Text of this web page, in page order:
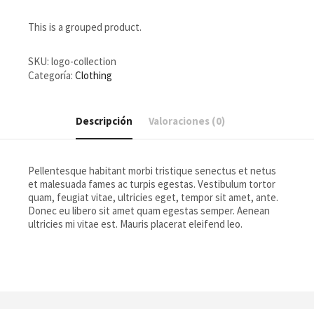
This is a grouped product.
SKU: logo-collection
Categoría: Clothing
Descripción Valoraciones (0)
Pellentesque habitant morbi tristique senectus et netus
et malesuada fames ac turpis egestas. Vestibulum tortor
quam, feugiat vitae, ultricies eget, tempor sit amet, ante.
Donec eu libero sit amet quam egestas semper. Aenean
ultricies mi vitae est. Mauris placerat eleifend leo.